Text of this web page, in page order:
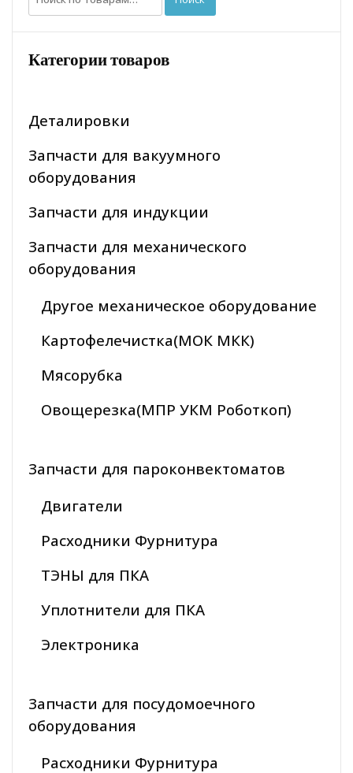
Категории товаров
Деталировки
Запчасти для вакуумного
оборудования
Запчасти для индукции
Запчасти для механического
оборудования
Другое механическое оборудование
Картофелечистка(МОК МКК)
Мясорубка
Овощерезка(МПР УКМ Роботкоп)
Запчасти для пароконвектоматов
Двигатели
Расходники Фурнитура
ТЭНЫ для ПКА
Уплотнители для ПКА
Электроника
Запчасти для посудомоечного
оборудования
Расходники Фурнитура